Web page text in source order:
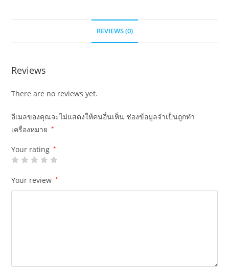
REVIEWS (0)
Reviews
There are no reviews yet.
อีเมลของคุณจะไม่แสดงให้คนอื่นเห็น ช่องข้อมูลจำเป็นถูกทำ
เครื่องหมาย
*
Your rating *
Your review *